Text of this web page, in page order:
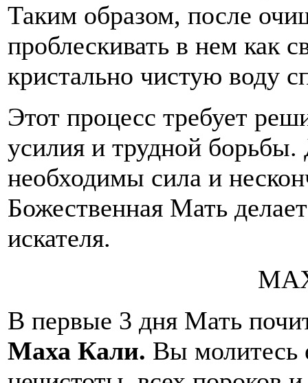
Таким образом, после
проблескивать в нем как
кристально чистую воду
Этот процесс требует
усилия и трудной
необходимы сила и
Божественная Мать
искателя.
В первые 3 дня Мать
Маха Кали. Вы молитесь